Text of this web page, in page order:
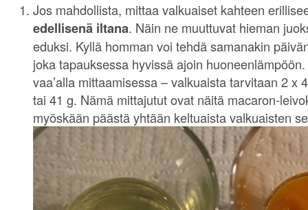
Jos mahdollista, mittaa valkuaiset kahteen
edellisenä iltana. Näin ne muuttuvat hieman
eduksi. Kyllä homman voi tehdä samanakin
joka tapauksessa hyvissä ajoin
vaa’alla mittaamisessa – valkuaista tarvitaan 2 x
tai 41 g. Nämä mittajutut ovat näitä macaron-
myöskään päästä yhtään keltuaista valkuaisten